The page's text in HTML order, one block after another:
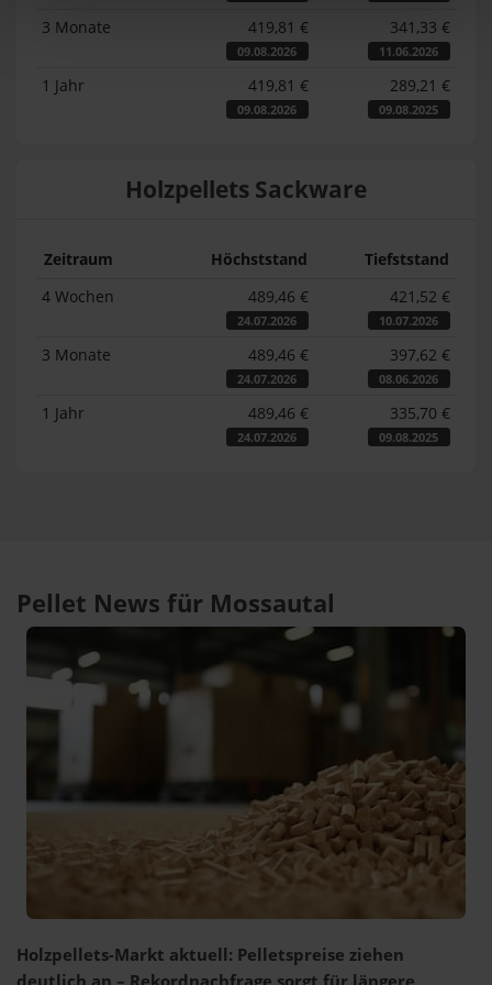
3 Monate 419,81 €
09.08.2026
341,33 €
11.06.2026
1 Jahr 419,81 €
09.08.2026
289,21 €
09.08.2025
Holzpellets Sackware
Zeitraum Höchststand
Tiefststand
4 Wochen
489,46 €
24.07.2026
421,52 €
10.07.2026
3 Monate 489,46 €
24.07.2026
397,62 €
08.06.2026
1 Jahr 489,46 €
24.07.2026
335,70 €
09.08.2025
Pellet News für Mossautal
Holzpellets-Markt aktuell: Pelletspreise ziehen